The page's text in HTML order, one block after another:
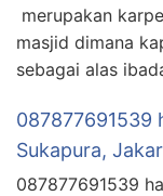
merupakan
masjid dimana
sebagai alas
087877691539
Sukapura,
087877691539